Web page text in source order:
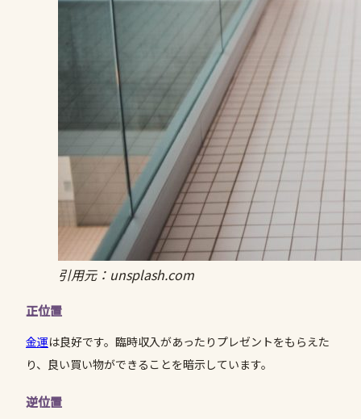
引用元：unsplash.com
正位置
金運は良好です。臨時収入があったりプレゼントをもらえた
り、良い買い物ができることを暗示しています。
逆位置